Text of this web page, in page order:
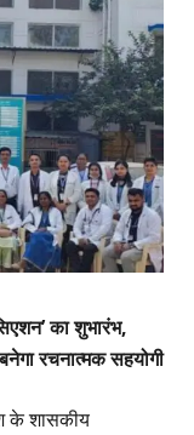
का शुभारंभ,
रचनात्मक सहयोगी
के शासकीय